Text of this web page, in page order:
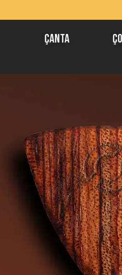
Çanta